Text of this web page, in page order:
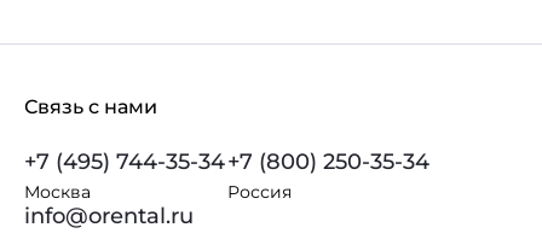
Связь с нами
+7 (495) 744-35-34
Москва
+7 (800) 250-35-34
Россия
info@orental.ru